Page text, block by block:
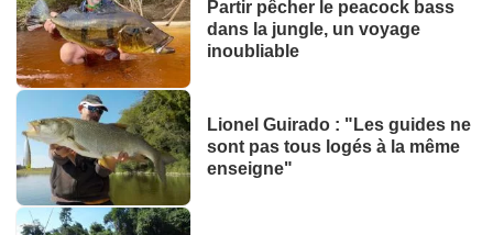
Partir pêcher le peacock bass
dans la jungle, un voyage
inoubliable
Lionel Guirado : "Les guides ne
sont pas tous logés à la même
enseigne"